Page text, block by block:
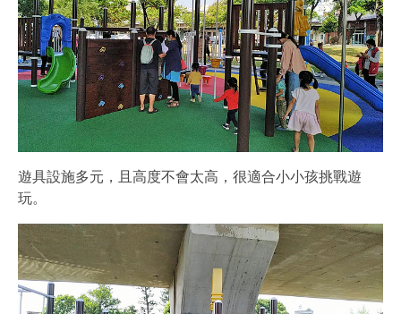
遊具設施多元，且高度不會太高，很適合小小孩挑戰遊
玩。